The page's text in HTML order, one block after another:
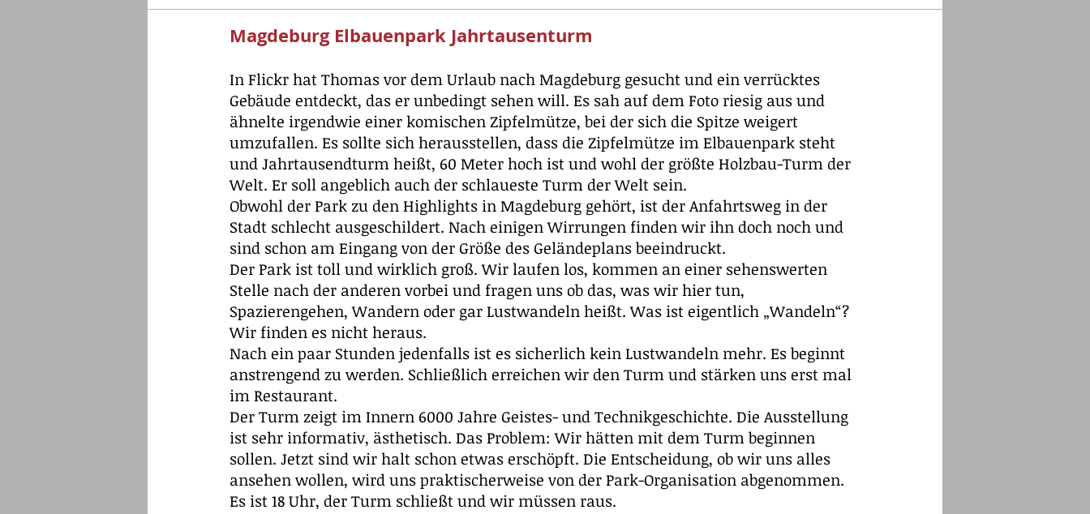
Magdeburg Elbauenpark Jahrtausenturm
In Flickr hat Thomas vor dem Urlaub nach Magdeburg gesucht und ein verrücktes
Gebäude entdeckt, das er unbedingt sehen will. Es sah auf dem Foto riesig aus und
ähnelte irgendwie einer komischen Zipfelmütze, bei der sich die Spitze weigert
umzufallen. Es sollte sich herausstellen, dass die Zipfelmütze im Elbauenpark steht
und Jahrtausendturm heißt, 60 Meter hoch ist und wohl der größte Holzbau-Turm der
Welt. Er soll angeblich auch der schlaueste Turm der Welt sein.
Obwohl der Park zu den Highlights in Magdeburg gehört, ist der Anfahrtsweg in der
Stadt schlecht ausgeschildert. Nach einigen Wirrungen finden wir ihn doch noch und
sind schon am Eingang von der Größe des Geländeplans beeindruckt.
Der Park ist toll und wirklich groß. Wir laufen los, kommen an einer sehenswerten
Stelle nach der anderen vorbei und fragen uns ob das, was wir hier tun,
Spazierengehen, Wandern oder gar Lustwandeln heißt. Was ist eigentlich „Wandeln“?
Wir finden es nicht heraus.
Nach ein paar Stunden jedenfalls ist es sicherlich kein Lustwandeln mehr. Es beginnt
anstrengend zu werden. Schließlich erreichen wir den Turm und stärken uns erst mal
im Restaurant.
Der Turm zeigt im Innern 6000 Jahre Geistes- und Technikgeschichte. Die Ausstellung
ist sehr informativ, ästhetisch. Das Problem: Wir hätten mit dem Turm beginnen
sollen. Jetzt sind wir halt schon etwas erschöpft. Die Entscheidung, ob wir uns alles
ansehen wollen, wird uns praktischerweise von der Park-Organisation abgenommen.
Es ist 18 Uhr, der Turm schließt und wir müssen raus.